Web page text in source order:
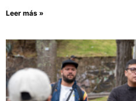
Leer más »